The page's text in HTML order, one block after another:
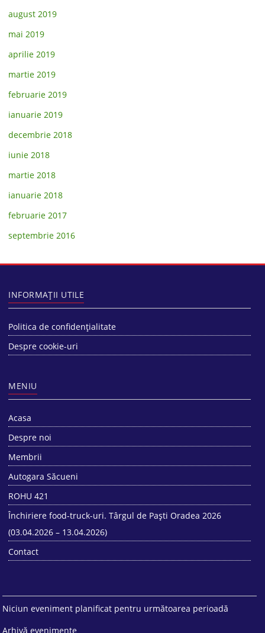
august 2019
mai 2019
aprilie 2019
martie 2019
februarie 2019
ianuarie 2019
decembrie 2018
iunie 2018
martie 2018
ianuarie 2018
februarie 2017
septembrie 2016
INFORMAȚII UTILE
Politica de confidențialitate
Despre cookie-uri
MENIU
Acasa
Despre noi
Membrii
Autogara Săcueni
ROHU 421
Închiriere food-truck-uri. Târgul de Paști Oradea 2026
(03.04.2026 – 13.04.2026)
Contact
Niciun eveniment planificat pentru următoarea perioadă
Arhivă evenimente